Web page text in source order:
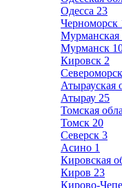
Одесса 23
Черноморск
Мурманская
Мурманск
Кировск 2
Североморск
Атырауская
Атырау 25
Томская
Томск 20
Северск 3
Асино 1
Кировская
Киров 23
Кирово-